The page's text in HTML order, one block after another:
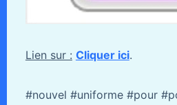
Lien sur : Cliquer ici.
#nouvel #uniforme #pour